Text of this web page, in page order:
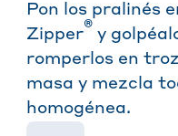
Pon los pralinés
Zipper® y
romperlos en
masa y mezcla
homogénea.